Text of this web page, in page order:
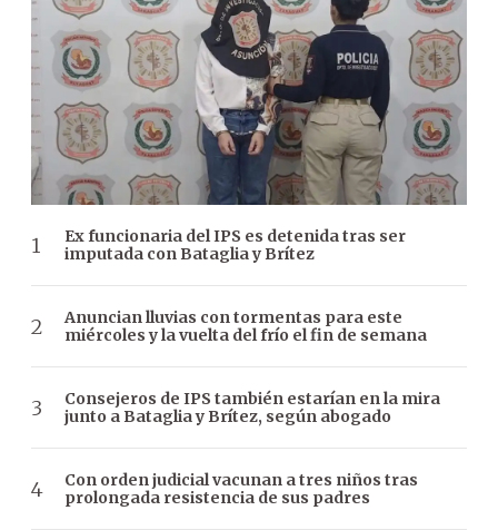
Ex funcionaria del IPS es detenida tras ser
imputada con Bataglia y Brítez
Anuncian lluvias con tormentas para este
miércoles y la vuelta del frío el fin de semana
Consejeros de IPS también estarían en la mira
junto a Bataglia y Brítez, según abogado
Con orden judicial vacunan a tres niños tras
prolongada resistencia de sus padres